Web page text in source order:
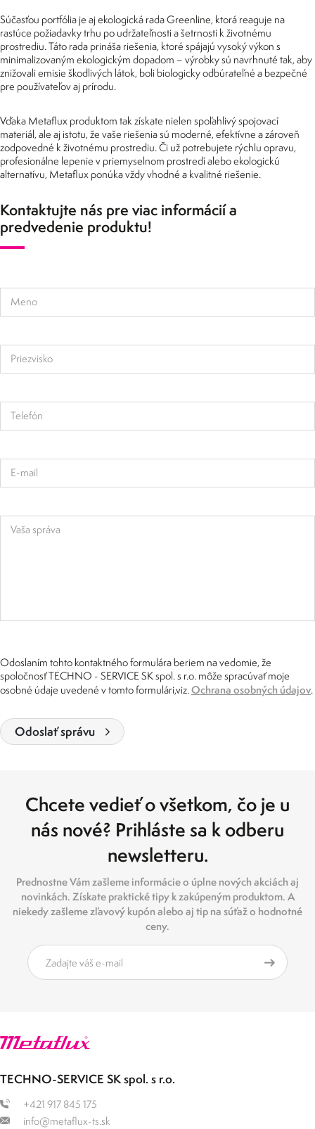
Súčasťou portfólia je aj ekologická rada Greenline, ktorá reaguje na
rastúce požiadavky trhu po udržateľnosti a šetrnosti k životnému
prostrediu. Táto rada prináša riešenia, ktoré spájajú vysoký výkon s
minimalizovaným ekologickým dopadom – výrobky sú navrhnuté tak, aby
znižovali emisie škodlivých látok, boli biologicky odbúrateľné a bezpečné
pre používateľov aj prírodu.
Vďaka Metaflux produktom tak získate nielen spoľahlivý spojovací
materiál, ale aj istotu, že vaše riešenia sú moderné, efektívne a zároveň
zodpovedné k životnému prostrediu. Či už potrebujete rýchlu opravu,
profesionálne lepenie v priemyselnom prostredí alebo ekologickú
alternatívu, Metaflux ponúka vždy vhodné a kvalitné riešenie.
Kontaktujte nás pre viac informácií a
predvedenie produktu!
Meno
Priezvisko
Telefón
E-mail
Vaša správa
Odoslaním tohto kontaktného formulára beriem na vedomie, že
spoločnosť TECHNO - SERVICE SK spol. s r.o. môže spracúvať moje
osobné údaje uvedené v tomto formulári,viz.Ochrana osobných údajov.
Odoslať správu
Chcete vedieť o všetkom, čo je u
nás nové? Prihláste sa k odberu
newsletteru.
Prednostne Vám zašleme informácie o úplne nových akciách aj
novinkách. Získate praktické tipy k zakúpeným produktom. A
niekedy zašleme zľavový kupón alebo aj tip na súťaž o hodnotné
ceny.
TECHNO-SERVICE SK spol. s r.o.
+421 917 845 175
info@metaflux-ts.sk